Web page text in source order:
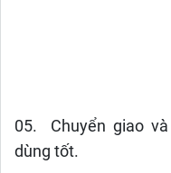
05. Chuyển giao
dùng tốt.